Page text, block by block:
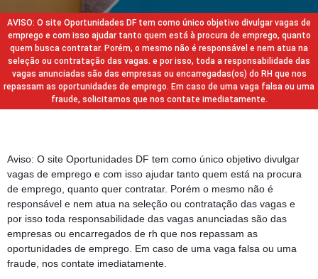
AVISO: O site Oportunidades DF tem como único objetivo divulgar vagas de
emprego e com isso ajudar tanto quem está à procura de emprego, quanto
quem busca contratar. Porém, o mesmo não é responsável e nem atua na
seleção ou contratação das vagas. e por isso, toda a responsabilidade das
vagas anunciadas são das empresas ou encarregadas(os) do RH que nos
repassam as oportunidades de emprego. Em caso de uma vaga falsa ou uma
fraude, solicitamos que nos contate imediatamente.
Aviso: O site Oportunidades DF tem como único objetivo divulgar
vagas de emprego e com isso ajudar tanto quem está na procura
de emprego, quanto quer contratar. Porém o mesmo não é
responsável e nem atua na seleção ou contratação das vagas e
por isso toda responsabilidade das vagas anunciadas são das
empresas ou encarregados de rh que nos repassam as
oportunidades de emprego. Em caso de uma vaga falsa ou uma
fraude, nos contate imediatamente.